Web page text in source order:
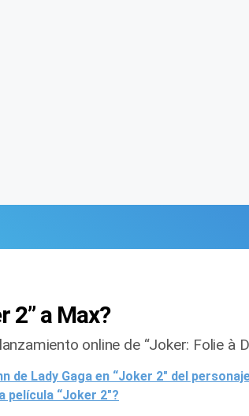
2” a Max?
online de “Joker: Folie à
de Lady Gaga en “Joker 2″ del
película “Joker 2″?